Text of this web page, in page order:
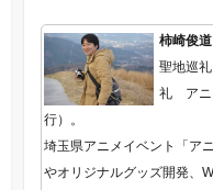
柿崎俊
聖地巡
礼 アニ
行）。
埼玉県アニメイベント「ア
やオリジナルグッズ開発、